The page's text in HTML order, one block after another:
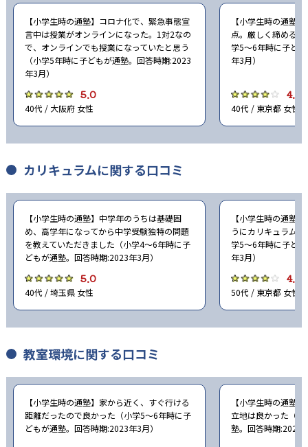
【小学生時の通塾】コロナ化で、緊急事態宣
言中は授業がオンラインになった。1対2なの
で、オンラインでも授業になっていたと思う
（小学5年時に子どもが通塾。回答時期:2023
年3月）
5.0
40代 / 大阪府 女性
【小学生時の通塾
点。厳しく締める
学5〜6年時に子ど
年3月）
4.0
40代 / 東京都 女性
カリキュラムに関する口コミ
【小学生時の通塾】中学年のうちは基礎固
め、高学年になってから中学受験独特の問題
を教えていただきました（小学4〜6年時に子
どもが通塾。回答時期:2023年3月）
5.0
40代 / 埼玉県 女性
【小学生時の通塾
うにカリキュラム
学5〜6年時に子ど
年3月）
4.0
50代 / 東京都 女性
教室環境に関する口コミ
【小学生時の通塾】家から近く、すぐ行ける
距離だったので良かった（小学5〜6年時に子
どもが通塾。回答時期:2023年3月）
【小学生時の通塾
立地は良かった（
塾。回答時期:2023